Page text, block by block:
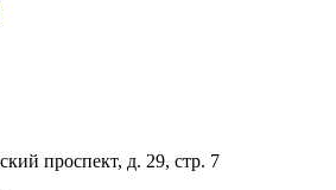
проспект, д. 29, стр. 7